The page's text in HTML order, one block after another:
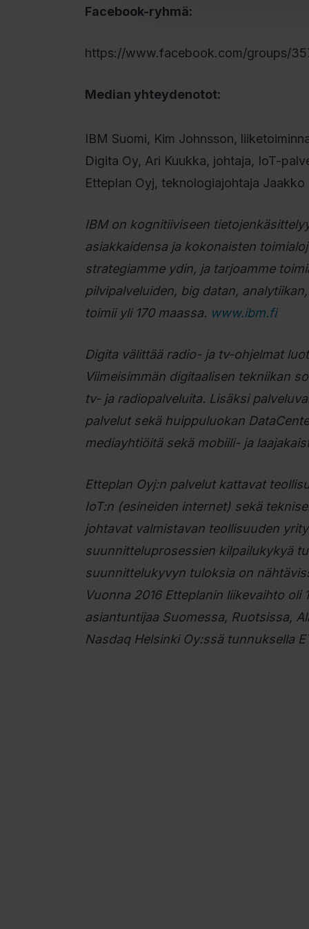
Facebook-ryhmä:
https://www.facebook.com/groups/
Median yhteydenotot:
IBM Suomi, Kim Johnsson,
Digita Oy, Ari Kuukka, johtaja, IoT-
Etteplan Oyj, teknologiajohtaja
IBM on kognitiiviseen
asiakkaidensa ja kokonaisten
strategiamme ydin, ja tarjoamme
pilvipalveluiden, big datan,
toimii yli 170 maassa. www.ibm.fi
Digita välittää radio- ja tv-ohjelmat
Viimeisimmän digitaalisen tekniikan
tv- ja radiopalveluita. Lisäksi
palvelut sekä huippuluokan
mediayhtiöitä sekä mobiili- ja
Etteplan Oyj:n palvelut kattavat
IoT:n (esineiden internet) sekä
johtavat valmistavan teollisuuden
suunnitteluprosessien kilpailukykyä
suunnittelukyvyn tuloksia on
Vuonna 2016 Etteplanin liikevaihto
asiantuntijaa Suomessa, Ruotsissa,
Nasdaq Helsinki Oy:ssä tunnuksella